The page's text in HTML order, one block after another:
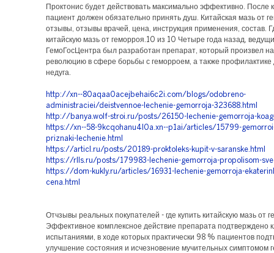
Проктонис будет действовать максимально эффективно. После
пациент должен обязательно принять душ. Китайская мазь от
отзывы, отзывы врачей, цена, инструкция применения, состав.
китайскую мазь от геморроя.10 из 10 Четыре года назад,
ГемоГосЦентра был разработан препарат, который произвел
революцию в сфере борьбы с геморроем, а также профилактике
недуга.
http://xn--80aqaa0acejbehai6c2i.com/blogs/odobreno-
administraciei/deistvennoe-lechenie-gemorroja-323688.html
http://banya.wolf-stroi.ru/posts/26150-lechenie-gemorroja-
https://xn--58-9kcqohanu4l0a.xn--p1ai/articles/15799-
priznaki-lechenie.html
https://articl.ru/posts/20189-proktoleks-kupit-v-saranske.html
https://rlls.ru/posts/179983-lechenie-gemorroja-propolisom-
https://dom-kukly.ru/articles/16931-lechenie-gemorroja-
cena.html
Отчзывы реальных покупателей - где купить китайскую мазь от
Эффективное комплексное действие препарата подтверждено
испытаниями, в ходе которых практически 98 % пациентов
улучшение состояния и исчезновение мучительных симптомом